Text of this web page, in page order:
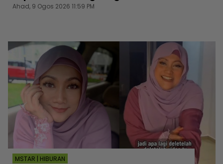
Ahad, 9 Ogos 2026 11:59 PM
MSTAR | HIBURAN